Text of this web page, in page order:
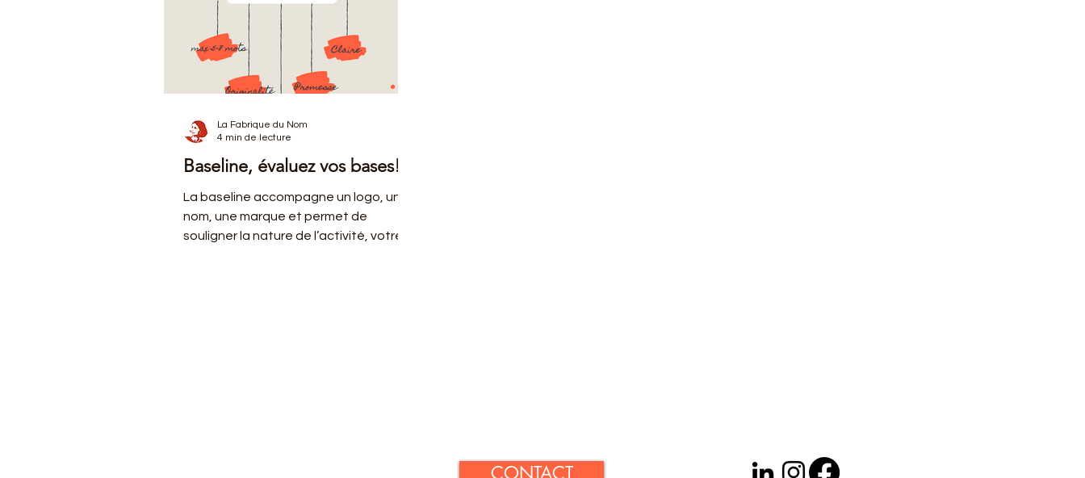
Baseline, évaluez vos bases!
La baseline accompagne un logo, un
nom, une marque et permet de
souligner la nature de l’activité, votre
La Fabrique du Nom
4 min de lecture
CONTACT